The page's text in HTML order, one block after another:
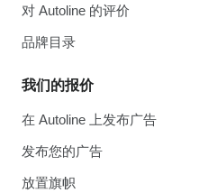
对 Autoline 的评价
品牌目录
我们的报价
在 Autoline 上发布广告
发布您的广告
放置旗帜